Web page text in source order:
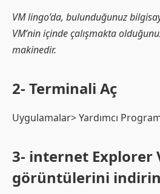
VM lingo’da, bulunduğunuz
VM’nin içinde çalışmakta
makinedir.
2- Terminali Aç
Uygulamalar> Yardımcı
3- internet Explorer
görüntülerini